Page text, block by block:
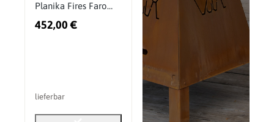
Planika Fires Faro
Terrassenheizer
452,00 €
lieferbar